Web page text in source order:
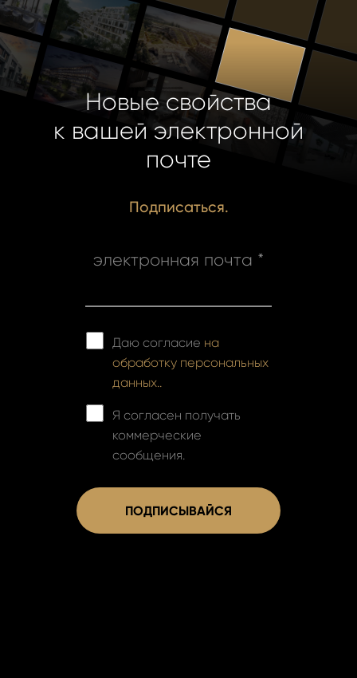
Новые свойства
к вашей электронной
почте
Подписаться.
электронная почта *
Даю согласие на
обработку персональных
данных..
Я согласен получать
коммерческие
сообщения.
ПОДПИСЫВАЙСЯ